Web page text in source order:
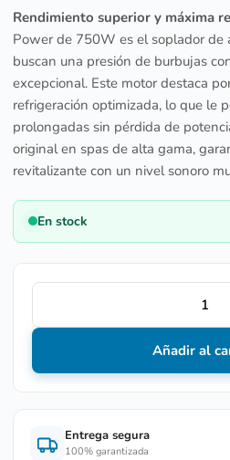
Rendimiento superior y máxima
Power de 750W es el soplador de
buscan una presión de burbujas
excepcional. Este motor destaca
refrigeración optimizada, lo que le
prolongadas sin pérdida de
original en spas de alta gama,
revitalizante con un nivel sonoro
En stock
Añadir al
Entrega segura
100% garantizada